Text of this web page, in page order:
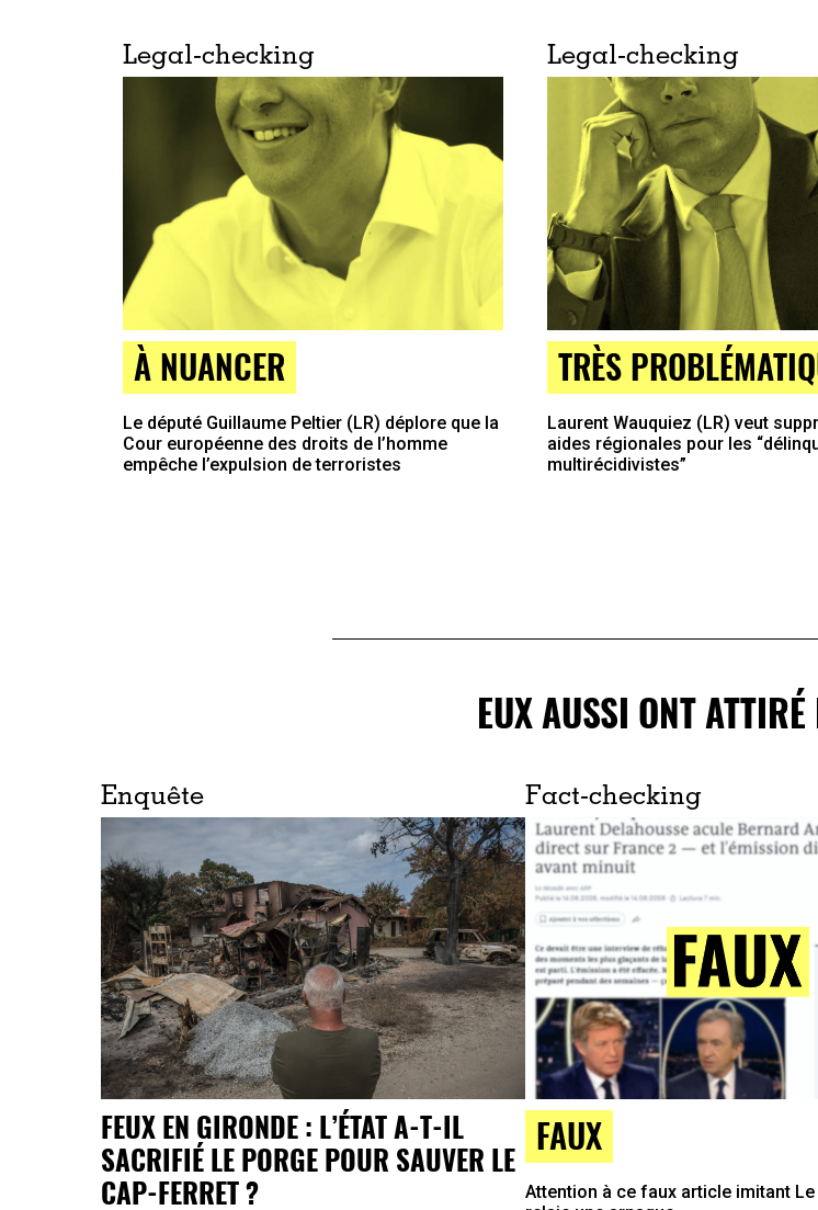
Legal-checking
À NUANCER
Le député Guillaume Peltier (LR) déplore que la
Cour européenne des droits de l’homme
empêche l’expulsion de terroristes
Legal-checking
TRÈS
Laurent Wauquiez (LR) veut
aides régionales pour les
multirécidivistes”
EUX AUSSI ONT ATTIRÉ
Enquête
FEUX EN GIRONDE : L’ÉTAT A-T-IL
SACRIFIÉ LE PORGE POUR SAUVER LE
CAP-FERRET ?
Fact-checking
FAUX
Attention à ce faux article imitant Le